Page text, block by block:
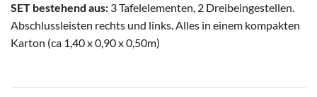
SET bestehend aus: 3 Tafelelementen, 2 Dreibeingestellen.
Abschlussleisten rechts und links. Alles in einem kompakten
Karton (ca 1,40 x 0,90 x 0,50m)